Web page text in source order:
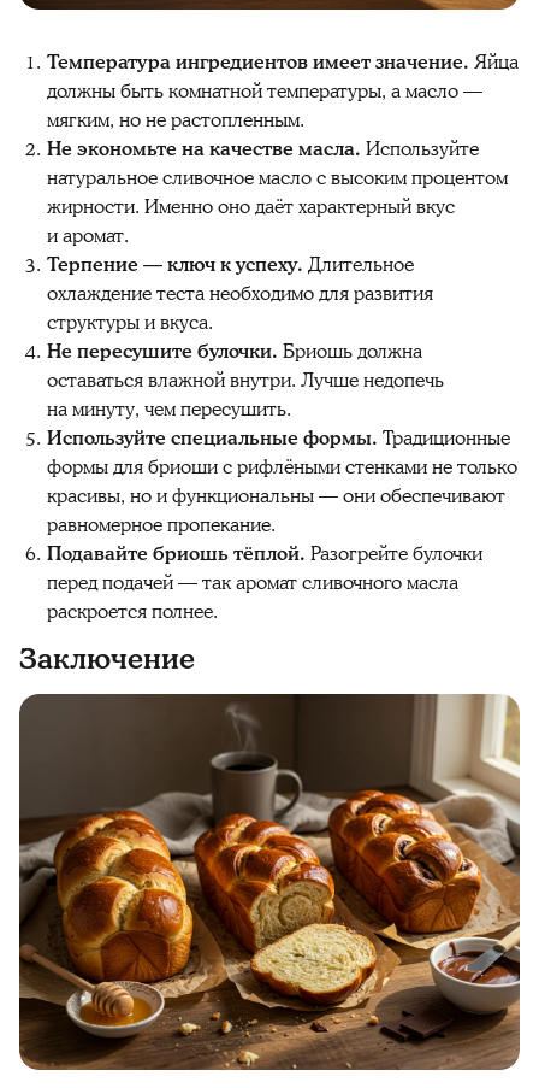
Температура ингредиентов имеет значение. Яйца
должны быть комнатной температуры, а масло —
мягким, но не растопленным.
Не экономьте на качестве масла. Используйте
натуральное сливочное масло с высоким процентом
жирности. Именно оно даёт характерный вкус
и аромат.
Терпение — ключ к успеху. Длительное
охлаждение теста необходимо для развития
структуры и вкуса.
Не пересушите булочки. Бриошь должна
оставаться влажной внутри. Лучше недопечь
на минуту, чем пересушить.
Используйте специальные формы. Традиционные
формы для бриоши с рифлёными стенками не только
красивы, но и функциональны — они обеспечивают
равномерное пропекание.
Подавайте бриошь тёплой. Разогрейте булочки
перед подачей — так аромат сливочного масла
раскроется полнее.
Заключение